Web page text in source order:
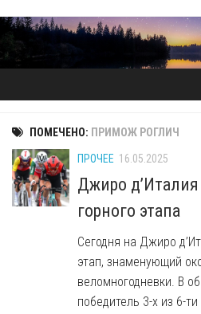
содержанию
ПОМЕЧЕНО: ПРИМОЖ РОГЛИЧ
ПРОЧЕЕ 16.05.2025
Джиро д’Италия
горного этапа
Сегодня на Джиро
этап, знаменующий
веломногодневки. В
победитель 3-х из 6-